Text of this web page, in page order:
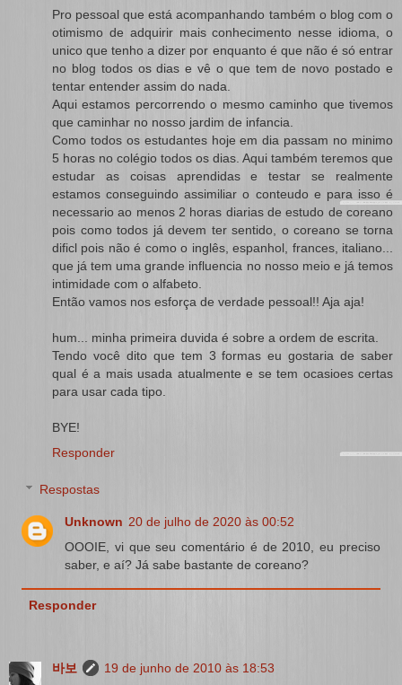
Pro pessoal que está acompanhando também o blog com o
otimismo de adquirir mais conhecimento nesse idioma, o
unico que tenho a dizer por enquanto é que não é só entrar
no blog todos os dias e vê o que tem de novo postado e
tentar entender assim do nada.
Aqui estamos percorrendo o mesmo caminho que tivemos
que caminhar no nosso jardim de infancia.
Como todos os estudantes hoje em dia passam no minimo
5 horas no colégio todos os dias. Aqui também teremos que
estudar as coisas aprendidas e testar se realmente
estamos conseguindo assimiliar o conteudo e para isso é
necessario ao menos 2 horas diarias de estudo de coreano
pois como todos já devem ter sentido, o coreano se torna
dificl pois não é como o inglês, espanhol, frances, italiano...
que já tem uma grande influencia no nosso meio e já temos
intimidade com o alfabeto.
Então vamos nos esforça de verdade pessoal!! Aja aja!
hum... minha primeira duvida é sobre a ordem de escrita.
Tendo você dito que tem 3 formas eu gostaria de saber
qual é a mais usada atualmente e se tem ocasioes certas
para usar cada tipo.
BYE!
Responder
Respostas
Unknown 20 de julho de 2020 às 00:52
OOOIE, vi que seu comentário é de 2010, eu preciso
saber, e aí? Já sabe bastante de coreano?
Responder
바보
19 de junho de 2010 às 18:53